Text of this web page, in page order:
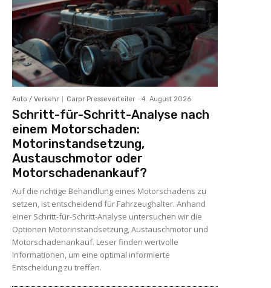
Auto / Verkehr Carpr Presseverteiler - 4. August 2026
Schritt-für-Schritt-Analyse nach
einem Motorschaden:
Motorinstandsetzung,
Austauschmotor oder
Motorschadenankauf?
Auf die richtige Behandlung eines Motorschadens zu
setzen, ist entscheidend für Fahrzeughalter. Anhand
einer Schritt-für-Schritt-Analyse untersuchen wir die
Optionen Motorinstandsetzung, Austauschmotor und
Motorschadenankauf. Leser finden wertvolle
Informationen, um eine optimal informierte
Entscheidung zu treffen.